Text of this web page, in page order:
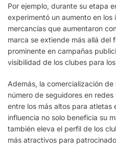
Por ejemplo, durante su etapa
experimentó un aumento en
mercancías que aumentaron
marca se extiende más allá del
prominente en campañas
visibilidad de los clubes para
Además, la comercialización de
número de seguidores en
entre los más altos para atletas
influencia no solo beneficia su
también eleva el perfil de los
más atractivos para